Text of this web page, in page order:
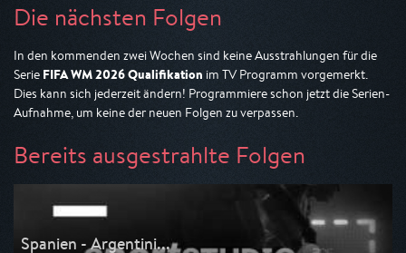
Die nächsten Folgen
In den kommenden zwei Wochen sind keine Ausstrahlungen für die
Serie FIFA WM 2026 Qualifikation im TV Programm vorgemerkt.
Dies kann sich jederzeit ändern! Programmiere schon jetzt die Serien-
Aufnahme, um keine der neuen Folgen zu verpassen.
Bereits ausgestrahlte Folgen
Spanien - Argentini...